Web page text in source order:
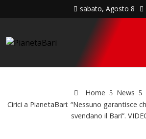
sabato, Agosto 8
Home
News
Cirici a PianetaBari: “Nessuno garantisce
svendano il Bari”.